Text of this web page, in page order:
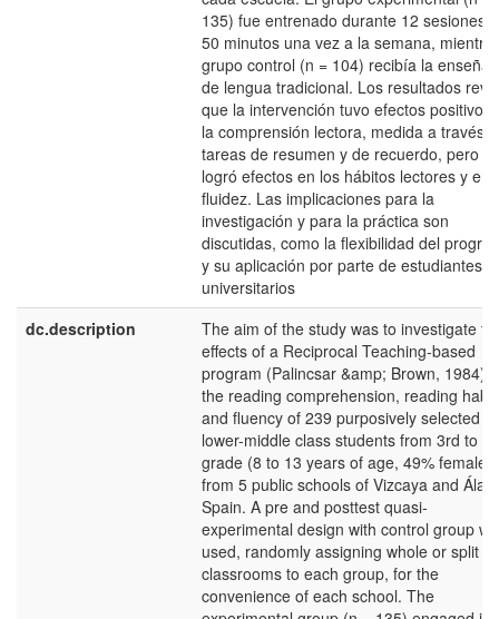
135) fue entrenado durante 12 sesiones
50 minutos una vez a la semana,
grupo control (n = 104) recibía la
de lengua tradicional. Los resultados
que la intervención tuvo efectos positivos
la comprensión lectora, medida a través
tareas de resumen y de recuerdo, pero
logró efectos en los hábitos lectores y en
fluidez. Las implicaciones para la
investigación y para la práctica son
discutidas, como la flexibilidad del
y su aplicación por parte de estudiantes
universitarios
dc.description
The aim of the study was to investigate
effects of a Reciprocal Teaching-based
program (Palincsar &amp; Brown, 1984)
the reading comprehension, reading
and fluency of 239 purposively selected
lower-middle class students from 3rd to
grade (8 to 13 years of age, 49% females)
from 5 public schools of Vizcaya and
Spain. A pre and posttest quasi-
experimental design with control group
used, randomly assigning whole or split
classrooms to each group, for the
convenience of each school. The